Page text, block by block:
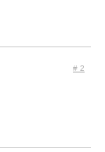
# 2